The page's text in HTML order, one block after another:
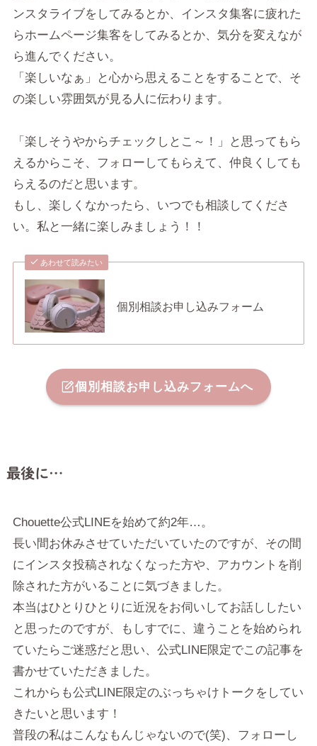
ンスタライブをしてみるとか、インスタ集客に疲れた
らホームページ集客をしてみるとか、気分を変えなが
ら進んでください。
「楽しいなぁ」と心から思えることをすることで、そ
の楽しい雰囲気が見る人に伝わります。
「楽しそうやからチェックしとこ～！」と思ってもら
えるからこそ、フォローしてもらえて、仲良くしても
らえるのだと思います。
もし、楽しくなかったら、いつでも相談してくださ
い。私と一緒に楽しみましょう！！
あわせて読みたい
個別相談お申し込みフォーム
個別相談お申し込みフォームへ
最後に…
Chouette公式LINEを始めて約2年…。
長い間お休みさせていただいていたのですが、その間
にインスタ投稿されなくなった方や、アカウントを削
除された方がいることに気づきました。
本当はひとりひとりに近況をお伺いしてお話ししたい
と思ったのですが、もしすでに、違うことを始められ
ていたらご迷惑だと思い、公式LINE限定でこの記事を
書かせていただきました。
これからも公式LINE限定のぶっちゃけトークをしてい
きたいと思います！
普段の私はこんなもんじゃないので(笑)、フォローし